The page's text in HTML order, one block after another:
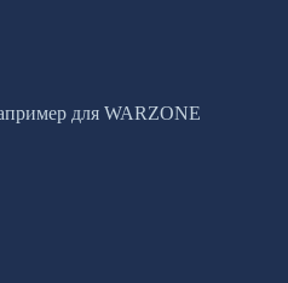
для WARZONE